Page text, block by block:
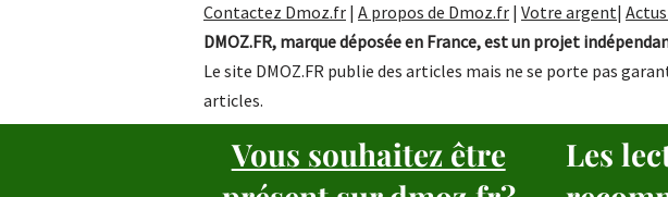
Contactez Dmoz.fr | A propos de Dmoz.fr | Votre argent|
DMOZ.FR, marque déposée en France, est un projet
Le site DMOZ.FR publie des articles mais ne se porte pas
articles.
Vous souhaitez être
Les